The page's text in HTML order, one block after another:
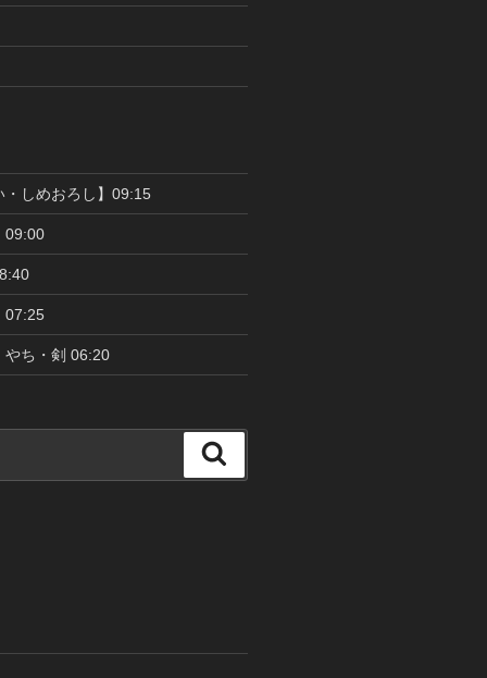
・しめおろし】09:15
09:00
07:25
やち・剣 06:20
索